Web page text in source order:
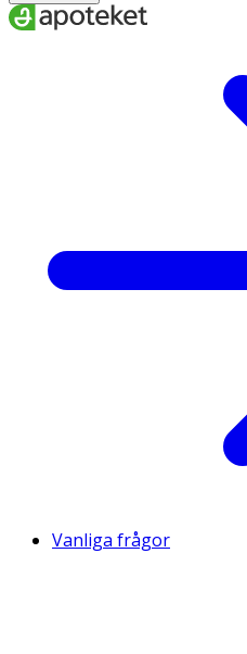
Vanliga frågor